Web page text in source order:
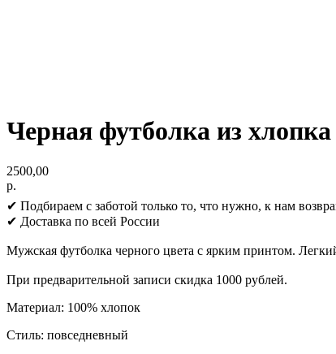
Черная футболка из
2500,00
р.
✔ Подбираем с заботой только то, что нужно, к нам
✔ Доставка по всей России
Мужская футболка черного цвета с ярким принтом.
При предварительной записи скидка 1000 рублей.
Материал: 100% хлопок
Стиль: повседневный